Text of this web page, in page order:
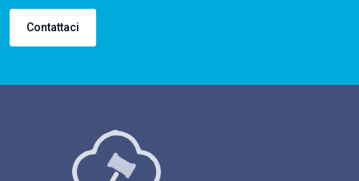
Contattaci